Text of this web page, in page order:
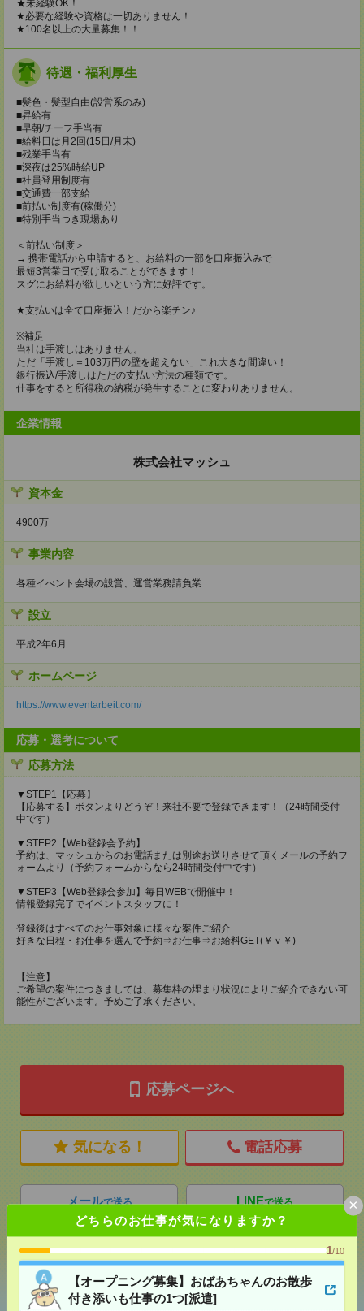
どちらのお仕事が気になりますか？
1/10
【オープニング募集】おばあちゃんのお散歩
付き添いも仕事の1つ[派遣]
×
★未経験OK！
★必要な経験や資格は一切ありません！
★100名以上の大量募集！！
待遇・福利厚生
■髪色・髪型自由(設営系のみ)
■昇給有
■早朝/チーフ手当有
■給料日は月2回(15日/月末)
■残業手当有
■深夜は25%時給UP
■社員登用制度有
■交通費一部支給
■前払い制度有(稼働分)
■特別手当つき現場あり
＜前払い制度＞
→ 携帯電話から申請すると、お給料の一部を口座振込みで
最短3営業日で受け取ることができます！
スグにお給料が欲しいという方に好評です。
★支払いは全て口座振込！だから楽チン♪
※補足
当社は手渡しはありません。
ただ「手渡し＝103万円の壁を超えない」これ大きな間違い！
銀行振込/手渡しはただの支払い方法の種類です。
仕事をすると所得税の納税が発生することに変わりありません。
企業情報
株式会社マッシュ
資本金
4900万
事業内容
各種イべント会場の設営、運営業務請負業
設立
平成2年6月
ホームページ
https://www.eventarbeit.com/
応募・選考について
応募方法
▼STEP1【応募】
【応募する】ボタンよりどうぞ！来社不要で登録できます！（24時間受付
中です）
▼STEP2【Web登録会予約】
予約は、マッシュからのお電話または別途お送りさせて頂くメールの予約フ
ォームより（予約フォームからなら24時間受付中です）
▼STEP3【Web登録会参加】毎日WEBで開催中！
情報登録完了でイベントスタッフに！
登録後はすべてのお仕事対象に様々な案件ご紹介
好きな日程・お仕事を選んで予約⇒お仕事⇒お給料GET(￥ｖ￥)
【注意】
ご希望の案件につきましては、募集枠の埋まり状況によりご紹介できない可
能性がございます。予めご了承ください。
応募ページへ
気になる！ 電話応募
メールで送る LINEで送る
シェア ツイート ブックマーク